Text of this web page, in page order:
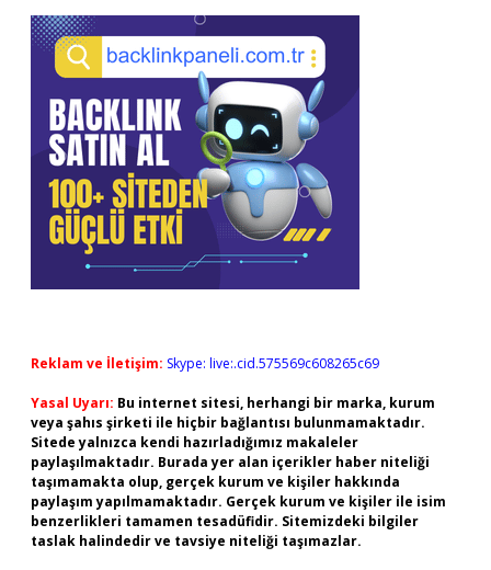
Reklam ve İletişim: Skype: live:.cid.575569c608265c69
Yasal Uyarı: Bu internet sitesi, herhangi bir marka, kurum
veya şahıs şirketi ile hiçbir bağlantısı bulunmamaktadır.
Sitede yalnızca kendi hazırladığımız makaleler
paylaşılmaktadır. Burada yer alan içerikler haber niteliği
taşımamakta olup, gerçek kurum ve kişiler hakkında
paylaşım yapılmamaktadır. Gerçek kurum ve kişiler ile isim
benzerlikleri tamamen tesadüfidir. Sitemizdeki bilgiler
taslak halindedir ve tavsiye niteliği taşımazlar.